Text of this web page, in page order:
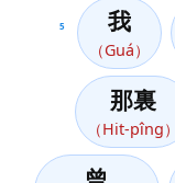
5 我
（Guá）
那裏
（Hit-pîng）